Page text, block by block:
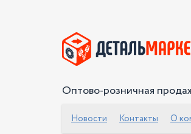
Оптово-розничная
Новости Контакты О